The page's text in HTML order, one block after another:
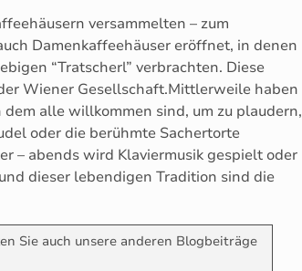
versammelten – zum
Damenkaffeehäuser eröffnet, in denen
“Tratscherl” verbrachten. Diese
Wiener Gesellschaft.Mittlerweile haben
alle willkommen sind, um zu plaudern,
oder die berühmte Sachertorte
– abends wird Klaviermusik gespielt oder
dieser lebendigen Tradition sind die
Sie auch unsere anderen Blogbeiträge